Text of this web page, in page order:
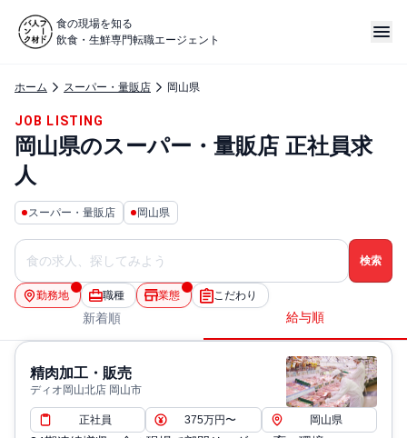
食の現場を知る
飲食・生鮮専門転職エージェント
ホーム スーパー・量販店 岡山県
JOB LISTING
岡山県のスーパー・量販店 正社員求
人
スーパー・量販店 岡山県
勤務地 職種 業態 こだわり
新着順 給与順
精肉加工・販売
ディオ岡山北店 岡山市
正社員 375万円〜 岡山県